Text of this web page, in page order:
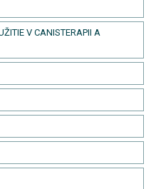
V CANISTERAPII A